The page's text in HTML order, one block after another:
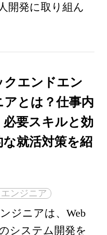
開発に取り組ん
クエンドエン
アとは？仕事内
必要スキルと効
な就活対策を紹
ンジニア
ジニアは、Web
システム開発を